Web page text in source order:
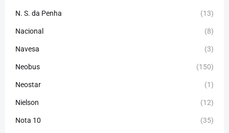
N. S. da Penha (13)
Nacional (8)
Navesa (3)
Neobus (150)
Neostar (1)
Nielson (12)
Nota 10 (35)